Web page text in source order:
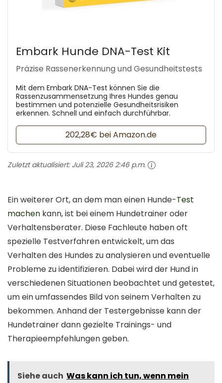
Embark Hunde DNA-Test Kit
Präzise Rassenerkennung und Gesundheitstests
Mit dem Embark DNA-Test können Sie die
Rassenzusammensetzung Ihres Hundes genau
bestimmen und potenzielle Gesundheitsrisiken
erkennen. Schnell und einfach durchführbar.
202,28€ bei Amazon.de
Zuletzt aktualisiert: Juli 23, 2026 2:46 p.m.
Ein weiterer Ort, an dem man einen Hunde-Test
machen kann, ist bei einem Hundetrainer oder
Verhaltensberater. Diese Fachleute haben oft
spezielle Testverfahren entwickelt, um das
Verhalten des Hundes zu analysieren und eventuelle
Probleme zu identifizieren. Dabei wird der Hund in
verschiedenen Situationen beobachtet und getestet,
um ein umfassendes Bild von seinem Verhalten zu
bekommen. Anhand der Testergebnisse kann der
Hundetrainer dann gezielte Trainings- und
Therapieempfehlungen geben.
Siehe auch Was kann ich tun, wenn mein